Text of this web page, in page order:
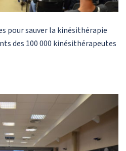
pour sauver la kinésithérapie
des 100 000 kinésithérapeutes